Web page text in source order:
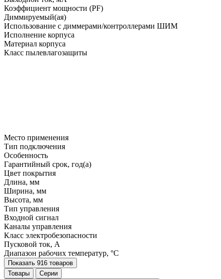
Коэффициент мощности (PF)
Диммируемый(ая)
Использование с диммерами/контроллерами ШИМ
Исполнение корпуса
Материал корпуса
Класс пылевлагозащиты
Место применения
Тип подключения
Особенность
Гарантийный срок, год(а)
Цвет покрытия
Длина, мм
Ширина, мм
Высота, мм
Тип управления
Входной сигнал
Каналы управления
Класс электробезопасности
Пусковой ток, A
Диапазон рабочих температур, °C
Показать 916 товаров
Товары
Серии